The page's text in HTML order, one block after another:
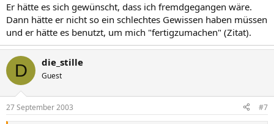
Er hätte es sich gewünscht, dass ich fremdgegangen wäre.
Dann hätte er nicht so ein schlechtes Gewissen haben müssen
und er hätte es benutzt, um mich "fertigzumachen" (Zitat).
D die_stille
Guest
27 September 2003 #7